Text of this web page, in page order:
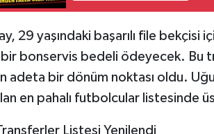
29 yaşındaki başarılı file
bonservis bedeli ödeyecek. Bu
adeta bir dönüm noktası oldu.
en pahalı futbolcular listesinde
Transferler Listesi Yenilendi